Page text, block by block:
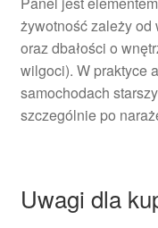
żywotność zależy
oraz dbałości o
wilgoci). W praktyce
samochodach
szczególnie po
Uwagi dla